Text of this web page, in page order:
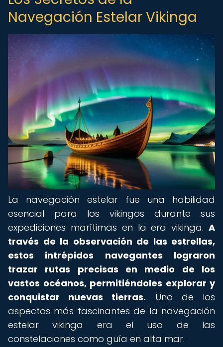
Navegación Estelar Vikinga
La navegación estelar fue una habilidad
esencial para los vikingos durante sus
expediciones marítimas en la era vikinga. A
través de la observación de las estrellas,
estos intrépidos navegantes lograron
trazar rutas precisas en medio de los
vastos océanos, permitiéndoles explorar y
conquistar nuevas tierras. Uno de los
aspectos más fascinantes de la navegación
estelar vikinga era el uso de las
constelaciones como guía en alta mar.